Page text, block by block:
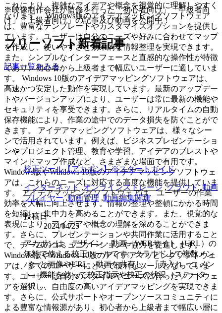
これにより、複雑なアイデアや概念を視覚的に理解しやすく
なります。 Windows版のアイデアマッピングソフトウェア
は、豊富なテンプレートやカスタマイズオプションを提供し
ています。ユーザーは自分のニーズや好みに合わせてマップ
を作成し、使いやすさと効果的な情報整理を実現できます。
また、シンプルなインターフェースと直感的な操作性が特徴
であり、初心者から上級者まで幅広いユーザーに適していま
す。 Windows 10版のアイデアマッピングソフトウェアは、
高速かつ安定した動作を実現しています。最新のアップデー
トやバージョンアップにより、ユーザーは常に最新の機能や
セキュリティを享受できます。さらに、リアルタイムの自動
保存機能により、作業の途中でのデータ損失を防ぐことがで
きます。 アイデアマッピングソフトウェアは、様々なシー
ンで活用されています。例えば、ビジネスプレゼンテーショ
ンやプロジェクト管理、教育や学習、アイデアのブレストや
マインドマップ作成など、さまざまな場面で有用です。
Windows版やWindows 10版のアイデアマッピングソフトウェ
アは、これらのニーズに対応する高度な機能を提供していま
す。 アイデアマッピングソフトウェアは、ユーザーの作業
効率を大幅に向上させます。情報の整理や整頓にかかる時間
を短縮し、集中力を高めることができます。また、視覚的な
表現により、アイデアや概念の理解を深めることができま
す。さらに、プレゼンテーションや共同作業に活用すること
で、チームのコミュニケーションや協力を促進します。
Windows版やWindows 10版のアイデアマッピングソフトウェ
アは、多くのユーザーにとって便利なツールとなっていま
す。ユーザーは自分のスタイルやニーズに合ったソフトウェ
アを選択し、自由度の高いアイデアマッピングを実現できま
す。さらに、公式サポートやオープンソースコミュニティに
よる豊富な情報源があり、初心者から上級者まで幅広い層に
※映像制作会社が監修を行った「初心者向け」「中級者向
け」「上級者向け」の記事及び動画を公開中！
フリーソフト新着記事
記事一覧をみる
校正ツール【アカポン】※スタートガイド
インターネット ,オンラインストレージ ,クラウド,動画
プレイヤー,動画管理 ,動画編集関連
投稿日
2024/04/25
アカポンは、デザイン・動画・WEBサイト（URL）の
無料で使える校正ツールです。クラウド上で複数メン
バーと画像やURL、動画を共有し、『赤入れ・コメン
ト』機能を使って校正指示や校正の状況（ステータ
ス）...